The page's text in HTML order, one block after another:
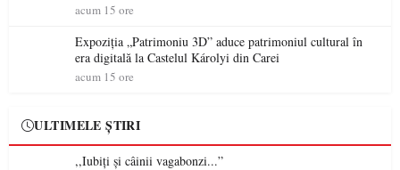
acum 15 ore
Expoziția „Patrimoniu 3D” aduce patrimoniul cultural în
era digitală la Castelul Károlyi din Carei
acum 15 ore
ULTIMELE ȘTIRI
,,Iubiți și câinii vagabonzi...”